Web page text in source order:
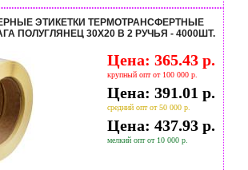
ЭТИКЕТКИ ТЕРМОТРАНСФЕРТНЫЕ
ПОЛУГЛЯНЕЦ 30X20 В 2 РУЧЬЯ - 4000ШТ.
Цена: 365.43 р.
крупный опт от 100 000 р.
Цена: 391.01 р.
средний опт от 50 000 р.
Цена: 437.93 р.
мелкий опт от 10 000 р.